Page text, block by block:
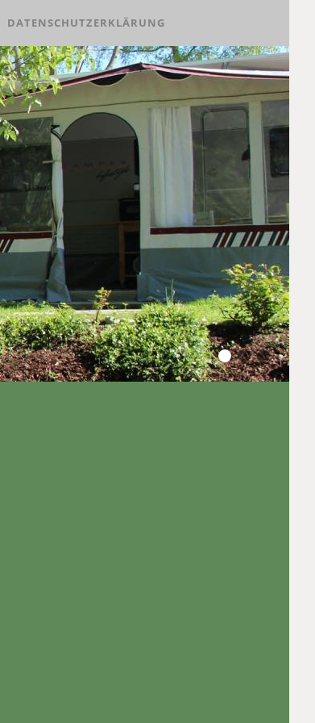
DATENSCHUTZERKLÄRUNG